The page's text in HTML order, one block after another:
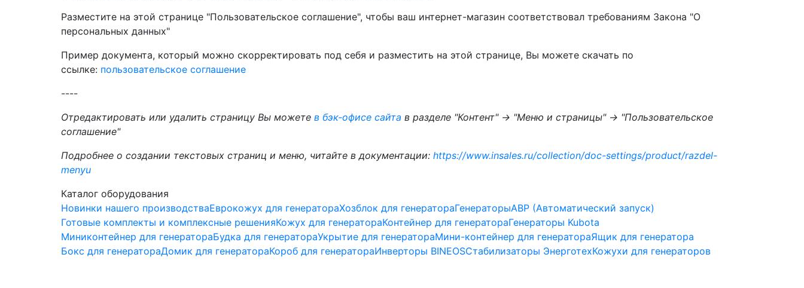
Разместите на этой странице "Пользовательское соглашение", чтобы ваш интернет-магазин соответствовал требованиям Закона "О
персональных данных"
Пример документа, который можно скорректировать под себя и разместить на этой странице, Вы можете скачать по
ссылке: пользовательское соглашение
----
Отредактировать или удалить страницу Вы можете в бэк-офисе сайта в разделе "Контент" -> "Меню и страницы" -> "Пользовательское
соглашение"
Подробнее о создании текстовых страниц и меню, читайте в документации: https://www.insales.ru/collection/doc-settings/product/razdel-
menyu
Каталог оборудования
Новинки нашего производстваЕврокожух для генератораХозблок для генератораГенераторыАВР (Автоматический запуск)
Готовые комплекты и комплексные решенияКожух для генератораКонтейнер для генератораГенераторы Kubota
Миниконтейнер для генератораБудка для генератораУкрытие для генератораМини-контейнер для генератораЯщик для генератора
Бокс для генератораДомик для генератораКороб для генератораИнверторы BINEOSСтабилизаторы ЭнерготехКожухи для генераторов